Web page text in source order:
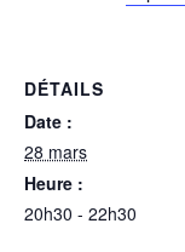
DÉTAILS
Date :
28 mars
Heure :
20h30 - 22h30